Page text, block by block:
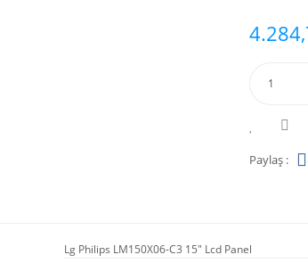
Paylaş :
Lg Philips LM150X06-C3 15" Lcd Panel